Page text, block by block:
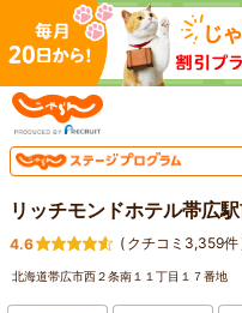
リッチモンドホテル帯広
4.6 ( クチコミ3,359件
北海道帯広市西２条南１１丁目１７番地